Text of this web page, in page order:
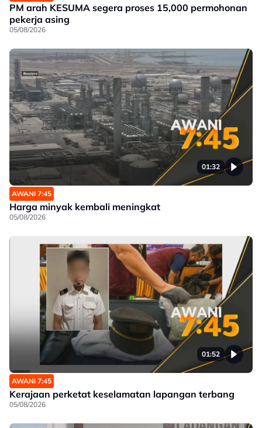
PM arah KESUMA segera proses 15,000 permohonan
pekerja asing
05/08/2026
01:32
AWANI 7:45
Harga minyak kembali meningkat
05/08/2026
01:52
AWANI 7:45
Kerajaan perketat keselamatan lapangan terbang
05/08/2026